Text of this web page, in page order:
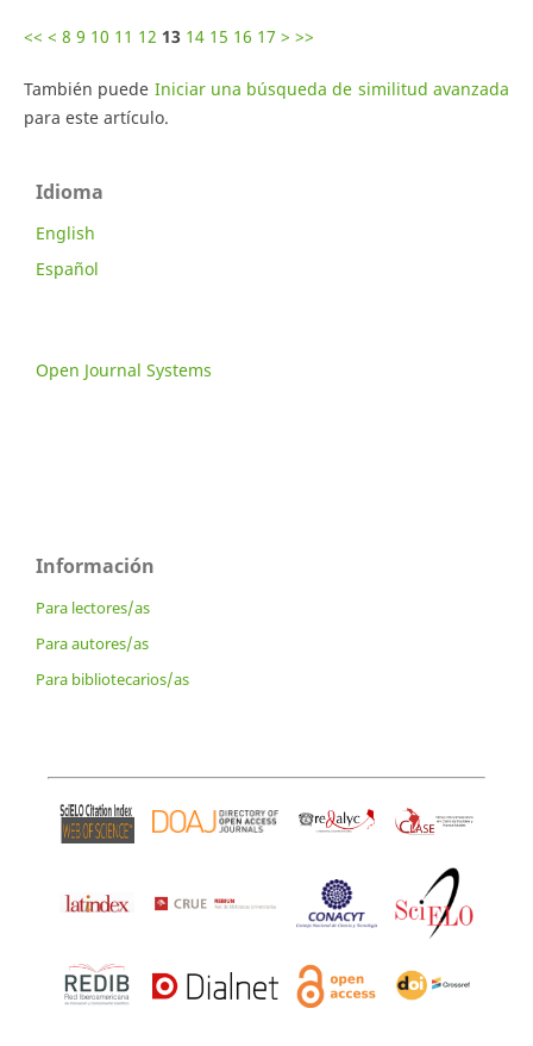
<< < 8 9 10 11 12 13 14 15 16 17 > >>
También puede Iniciar una búsqueda de similitud avanzada
para este artículo.
Idioma
English
Español
Open Journal Systems
Información
Para lectores/as
Para autores/as
Para bibliotecarios/as